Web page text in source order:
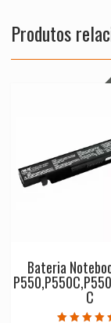
Produtos
Bateria
C